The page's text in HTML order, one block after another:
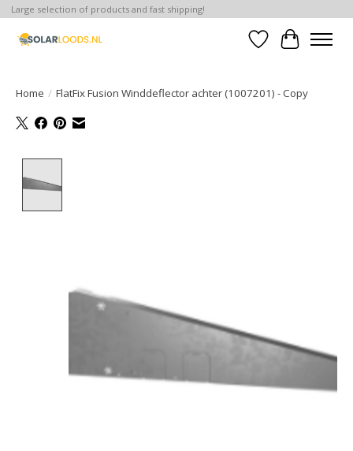
Large selection of products and fast shipping!
Verlanglijst
Home / FlatFix Fusion Winddeflector achter (1007201) - Copy